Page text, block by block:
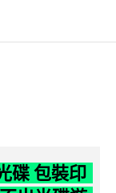
碟 包裝印